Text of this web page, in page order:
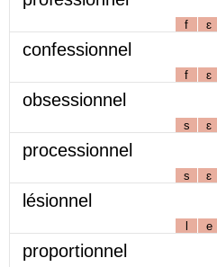
f ɛ
confessionnel
f ɛ
obsessionnel
s ɛ
processionnel
s ɛ
lésionnel
l e
proportionnel